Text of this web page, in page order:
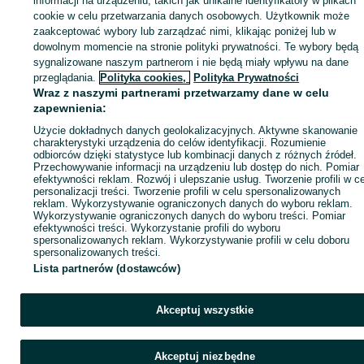
sprzedającym
Zaloguj się / Załóż konto
Zadzwoń / SMS
cookie w celu przetwarzania danych osobowych. Użytkownik może
zaakceptować wybory lub zarządzać nimi, klikając poniżej lub w
dowolnym momencie na stronie polityki prywatności. Te wybory będą
sygnalizowane naszym partnerom i nie będą miały wpływu na dane
przeglądania. Polityka cookies, Polityka Prywatności
Wraz z naszymi partnerami przetwarzamy dane w celu
zapewnienia:
Użycie dokładnych danych geolokalizacyjnych. Aktywne skanowanie
charakterystyki urządzenia do celów identyfikacji. Rozumienie
odbiorców dzięki statystyce lub kombinacji danych z różnych źródeł.
Przechowywanie informacji na urządzeniu lub dostęp do nich. Pomiar
efektywności reklam. Rozwój i ulepszanie usług. Tworzenie profili w
personalizacji treści. Tworzenie profili w celu spersonalizowanych
reklam. Wykorzystywanie ograniczonych danych do wyboru reklam.
Wykorzystywanie ograniczonych danych do wyboru treści. Pomiar
efektywności treści. Wykorzystanie profili do wyboru
spersonalizowanych reklam. Wykorzystywanie profili w celu doboru
spersonalizowanych treści.
Lista partnerów (dostawców)
Akceptuj wszystkie
Akceptuj niezbędne